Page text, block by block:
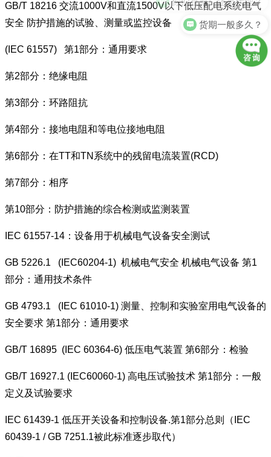
GB/T 18216 交流1000V和直流1500V以下低压配电系统电气
安全 防护措施的试验、测量或监控设备
(IEC 61557) 第1部分：通用要求
第2部分：绝缘电阻
第3部分：环路阻抗
第4部分：接地电阻和等电位接地电阻
第6部分：在TT和TN系统中的残留电流装置(RCD)
第7部分：相序
第10部分：防护措施的综合检测或监测装置
IEC 61557-14：设备用于机械电气设备安全测试
GB 5226.1 (IEC60204-1) 机械电气安全 机械电气设备 第1
部分：通用技术条件
GB 4793.1 (IEC 61010-1) 测量、控制和实验室用电气设备的
安全要求 第1部分：通用要求
GB/T 16895 (IEC 60364-6) 低压电气装置 第6部分：检验
GB/T 16927.1 (IEC60060-1) 高电压试验技术 第1部分：一般
定义及试验要求
IEC 61439-1 低压开关设备和控制设备.第1部分总则（IEC
60439-1 / GB 7251.1被此标准逐步取代）
货期一般多久？